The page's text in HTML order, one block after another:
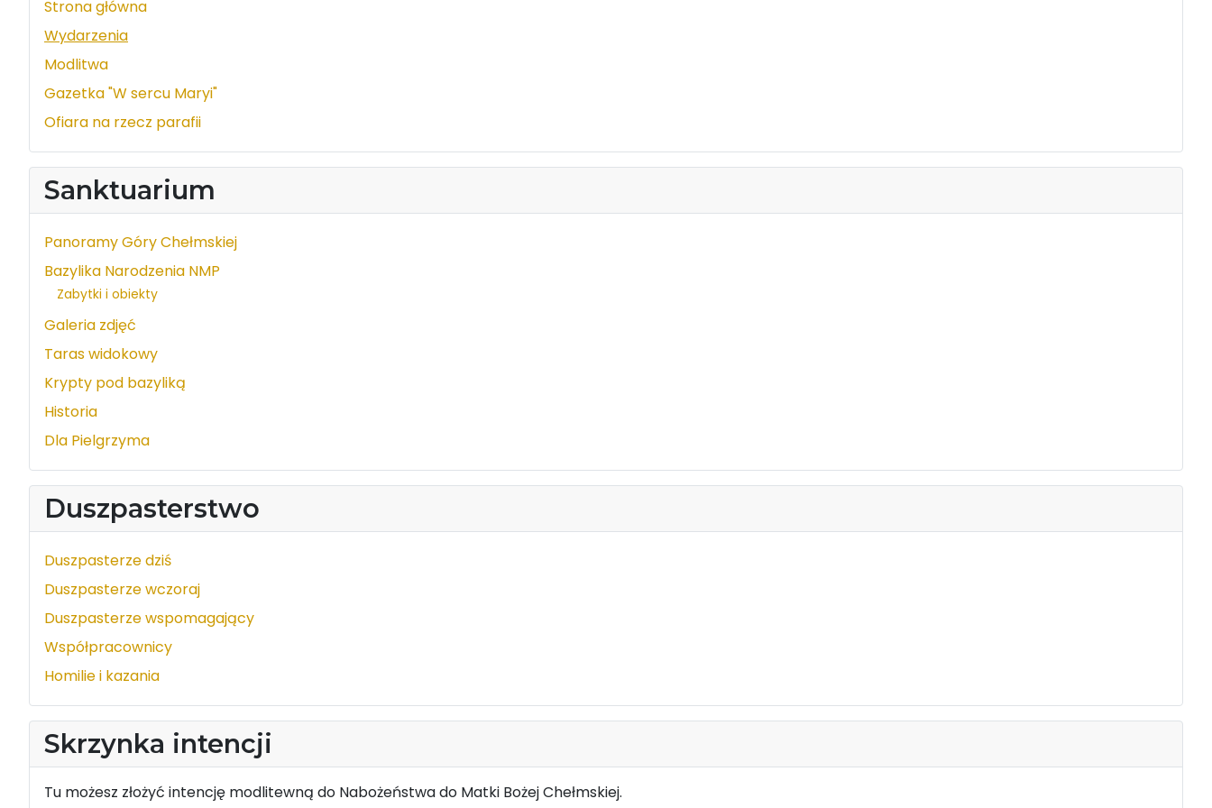
Strona główna
Wydarzenia
Modlitwa
Gazetka "W sercu Maryi"
Ofiara na rzecz parafii
Sanktuarium
Panoramy Góry Chełmskiej
Bazylika Narodzenia NMP
Zabytki i obiekty
Galeria zdjęć
Taras widokowy
Krypty pod bazyliką
Historia
Dla Pielgrzyma
Duszpasterstwo
Duszpasterze dziś
Duszpasterze wczoraj
Duszpasterze wspomagający
Współpracownicy
Homilie i kazania
Skrzynka intencji
Tu możesz złożyć intencję modlitewną do Nabożeństwa do Matki Bożej Chełmskiej.